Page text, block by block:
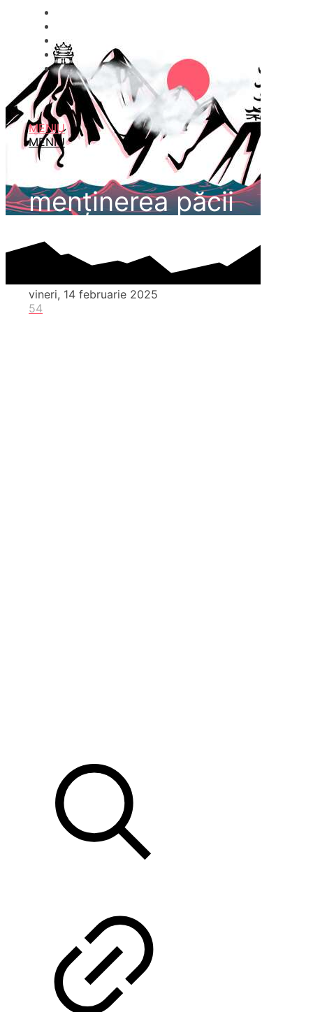
MENIU
MENIU
menținerea păcii
vineri, 14 februarie 2025
54